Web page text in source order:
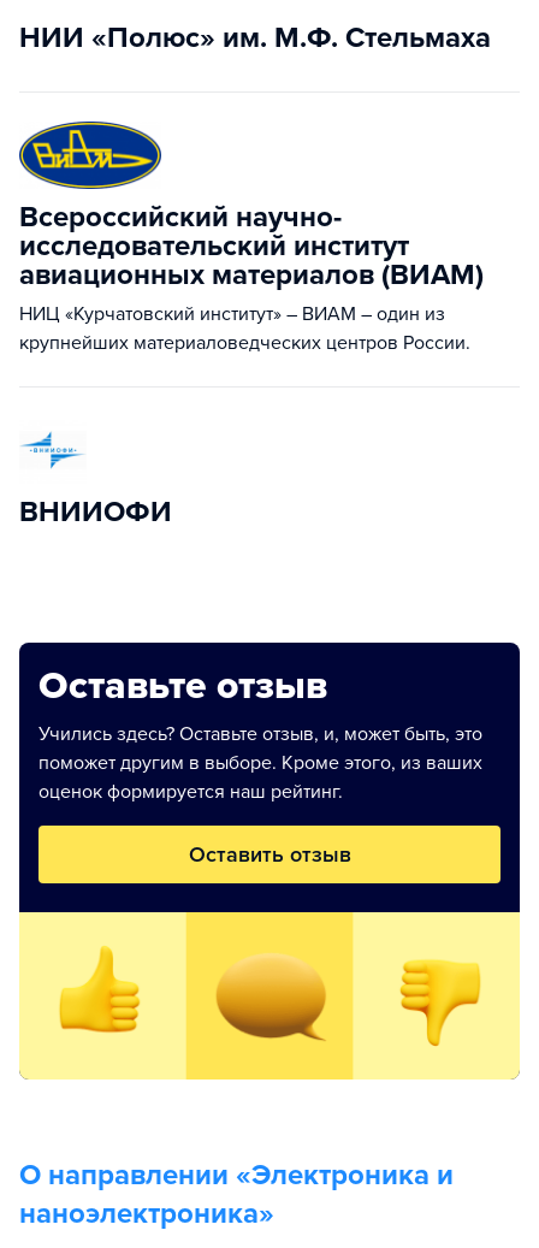
НИИ «Полюс» им. М.Ф. Стельмаха
Всероссийский научно-
исследовательский институт
авиационных материалов (ВИАМ)
НИЦ «Курчатовский институт» – ВИАМ – один из
крупнейших материаловедческих центров России.
ВНИИОФИ
Оставьте отзыв
Учились здесь? Оставьте отзыв, и, может быть, это
поможет другим в выборе. Кроме этого, из ваших
оценок формируется наш рейтинг.
Оставить отзыв
О направлении «Электроника и
наноэлектроника»